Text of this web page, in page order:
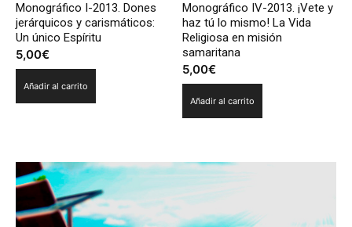
Monográfico I-2013. Dones
jerárquicos y carismáticos:
Un único Espíritu
5,00€
Añadir al carrito
Monográfico IV-2013. ¡Vete y
haz tú lo mismo! La Vida
Religiosa en misión
samaritana
5,00€
Añadir al carrito